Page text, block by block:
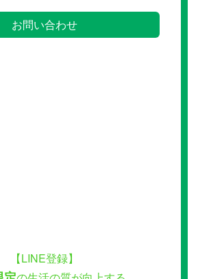
お問い合わせ
【LINE登録】